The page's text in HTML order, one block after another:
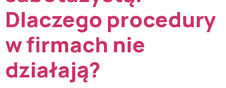
Dlaczego procedury
w firmach nie
działają?